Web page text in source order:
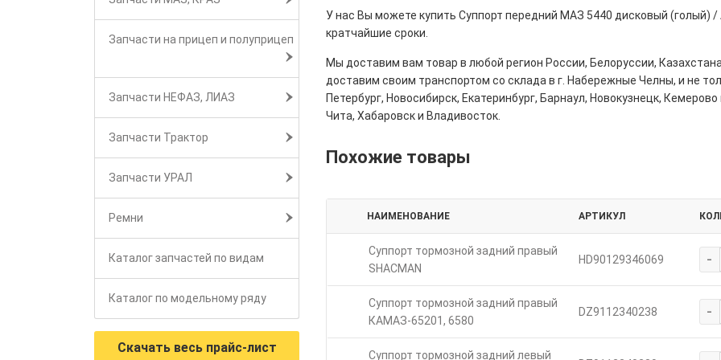
Запчасти на прицеп и полуприцеп
Запчасти НЕФАЗ, ЛИАЗ
Запчасти Трактор
Запчасти УРАЛ
Ремни
Каталог запчастей по видам
Каталог по модельному ряду
Скачать весь прайс-лист
У нас Вы можете купить Суппорт передний МАЗ 5440 дисковый
кратчайшие сроки.
Мы доставим вам товар в любой регион России, Белоруссии,
доставим своим транспортом со склада в г. Набережные Челны, и не
Петербург, Новосибирск, Екатеринбург, Барнаул, Новокузнецк,
Чита, Хабаровск и Владивосток.
Похожие товары
НАИМЕНОВАНИЕ АРТИКУЛ
Суппорт тормозной задний правый
SHACMAN
HD90129346069 -
Суппорт тормозной задний правый
КАМАЗ-65201, 6580
DZ9112340238 -
Суппорт тормозной задний левый